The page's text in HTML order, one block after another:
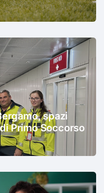
spazi
Primo Soccorso